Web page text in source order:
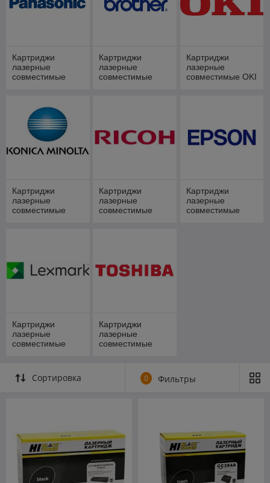
Картриджи
лазерные
совместимые
Картриджи
лазерные
совместимые
Картриджи
лазерные
совместимые OKI
Картриджи
лазерные
совместимые
Картриджи
лазерные
совместимые
Картриджи
лазерные
совместимые
Картриджи
лазерные
совместимые
Картриджи
лазерные
совместимые
Сортировка 0 Фильтры